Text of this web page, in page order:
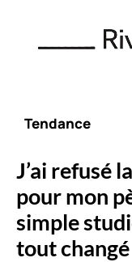
contenu
Tendance
J’ai refusé
pour mon
simple
tout changé